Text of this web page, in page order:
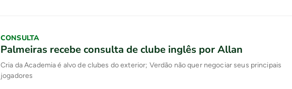
CONSULTA
Palmeiras recebe consulta de clube inglês por Allan
Cria da Academia é alvo de clubes do exterior; Verdão não quer negociar seus principais
jogadores